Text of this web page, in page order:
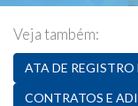
Veja também:
ATA DE REGISTRO
CONTRATOS E